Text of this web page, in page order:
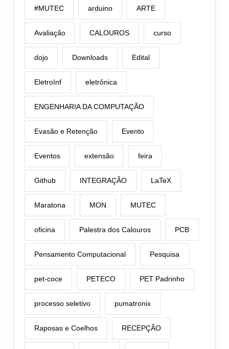
#MUTEC arduino ARTE
Avaliação CALOUROS curso
dojo Downloads Edital
EletroInf eletrônica
ENGENHARIA DA COMPUTAÇÃO
Evasão e Retenção Evento
Eventos extensão feira
Github INTEGRAÇÃO LaTeX
Maratona MON MUTEC
oficina Palestra dos Calouros PCB
Pensamento Computacional Pesquisa
pet-coce PETECO PET Padrinho
processo seletivo pumatronix
Raposas e Coelhos RECEPÇÃO